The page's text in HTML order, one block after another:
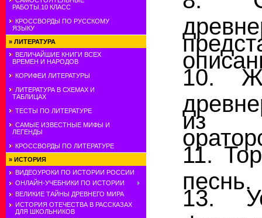
РАБОТЫ.10 КЛАСС
КРОССВОРДЫ ПО РУССКОМУ
ЯЗЫКУ
» ЛИТЕРАТУРА
ВЕЛИЧАЙШИЕ КНИГИ ВСЕХ
ВРЕМЕН И НАРОДОВ
КОРИФЕИ ЛИТЕРАТУРЫ
ЛИТЕРАТУРА В СХЕМАХ И
ТАБЛИЦАХ
ТЕСТЫ ПО ЛИТЕРАТУРЕ
САМЫЕ ИЗВЕСТНЫЕ МИФЫ И
ЛЕГЕНДЫ
КРОССВОРДЫ ПО ЛИТЕРАТУРЕ
» ИСТОРИЯ
ВИДЕОУРОКИ ПО ИСТОРИИ РОССИИ
ОНЛАЙН-УЧЕБНИКИ ПО ИСТОРИИ
ВЕЛИКИЕ ТАЙНЫ ДРЕВНЕГО МИРА
ИСТОРИЯ ОТЕЧЕСТВА В РАССКАЗАХ
ДЛЯ ШКОЛЬНИКОВ
10.
из
11.
песнь.
13.